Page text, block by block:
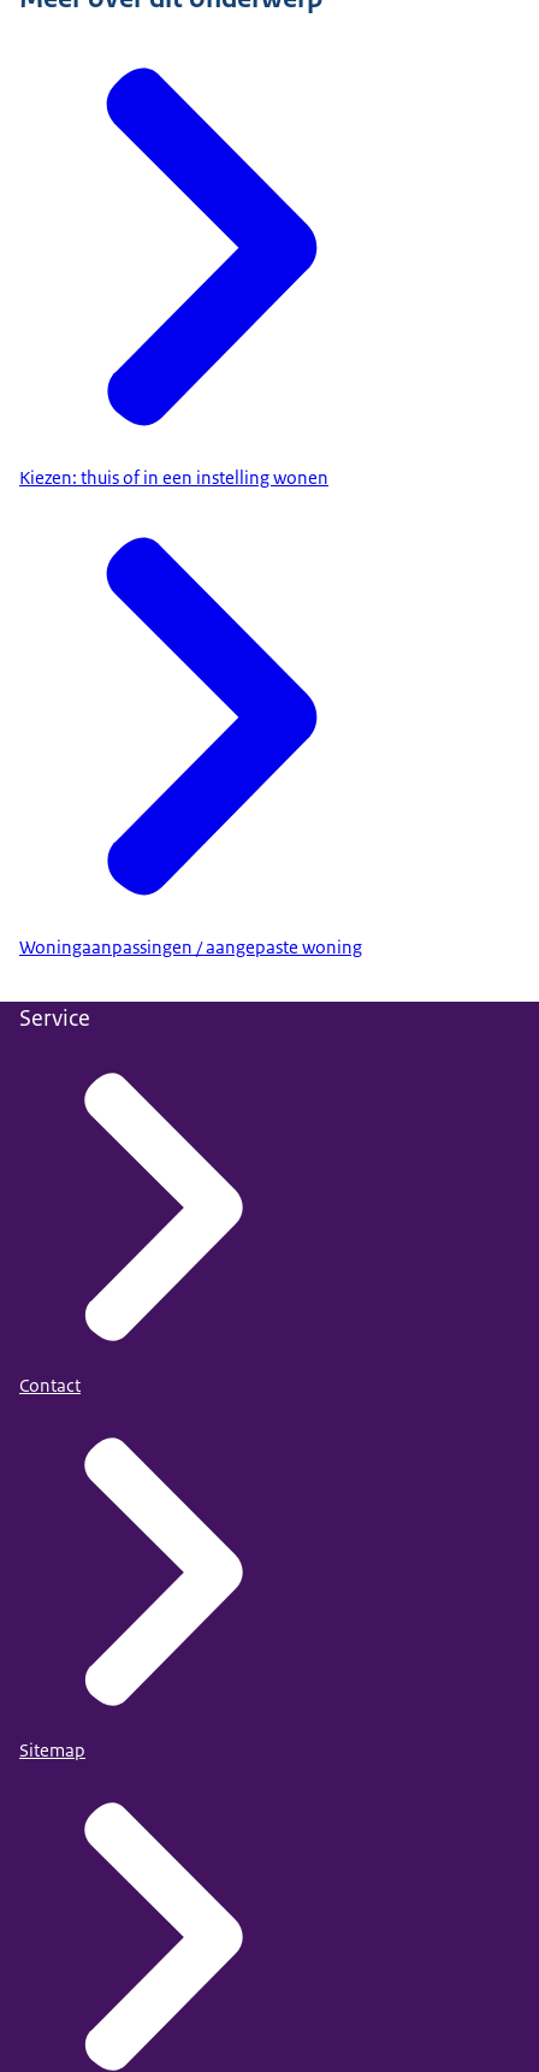
Kiezen: thuis of in een instelling wonen
Woningaanpassingen / aangepaste woning
Service
Contact
Sitemap